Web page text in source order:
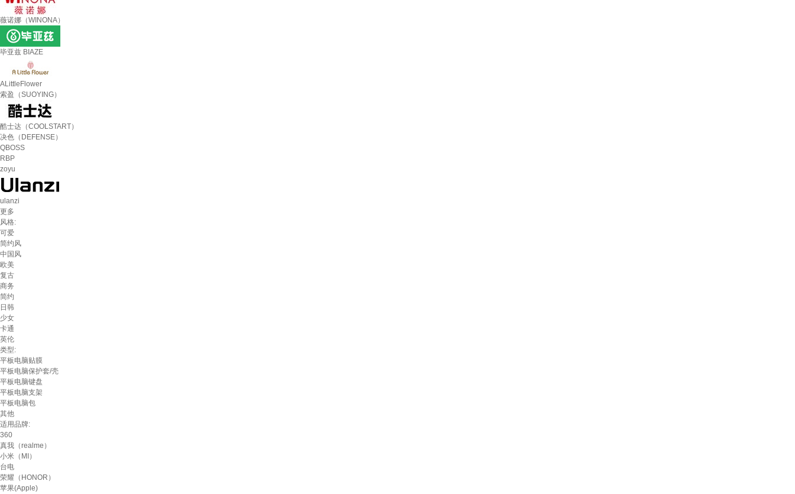
薇诺娜（WINONA）
毕亚兹 BIAZE
ALittleFlower
索盈（SUOYING）
酷士达（COOLSTART）
决色（DEFENSE）
QBOSS
RBP
zoyu
ulanzi
更多
风格:
可爱
简约风
中国风
欧美
复古
商务
简约
日韩
少女
卡通
英伦
类型:
平板电脑贴膜
平板电脑保护套/壳
平板电脑键盘
平板电脑支架
平板电脑包
其他
适用品牌:
360
真我（realme）
小米（MI）
台电
荣耀（HONOR）
苹果(Apple)